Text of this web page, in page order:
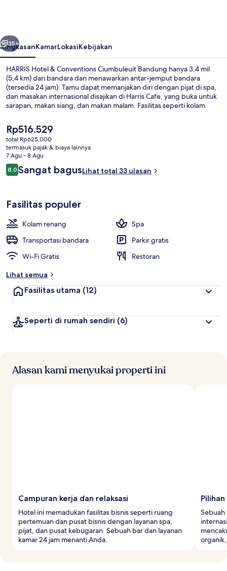
Bandung
Berikutnya
35+
RingkasanKamarLokasiKebijakan
HARRIS Hotel & Conventions Ciumbuleuit Bandung hanya 3,4 mil
(5,4 km) dari bandara dan menawarkan antar-jemput bandara
(tersedia 24 jam). Tamu dapat memanjakan diri dengan pijat di spa,
dan masakan internasional disajikan di Harris Cafe, yang buka untuk
sarapan, makan siang, dan makan malam. Fasilitas seperti kolam
keunggulan lainnya.
Harga
saat
ini
Rp516.529
Rp516.529
total Rp625.000
termasuk pajak & biaya lainnya
7 Agu - 8 Agu
Ulasan
8,08,0 dari 10
Sangat bagusLihat total 33 ulasan
Fasilitas populer
Kolam renang
Spa
Transportasi bandara
Parkir gratis
Wi-Fi Gratis
Restoran
Lihat semua
Fasilitas utama (12)
Seperti di rumah sendiri (6)
Alasan kami menyukai properti ini
Campuran kerja dan relaksasi
Hotel ini memadukan fasilitas bisnis seperti ruang
pertemuan dan pusat bisnis dengan layanan spa,
pijat, dan pusat kebugaran. Sebuah bar dan layanan
kamar 24 jam menanti Anda.
Sebuah